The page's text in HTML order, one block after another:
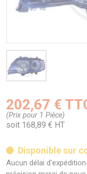
202,67 €
(Prix pour 1 Pièce)
soit 168,89 € HT
Disponible sur
Aucun délai